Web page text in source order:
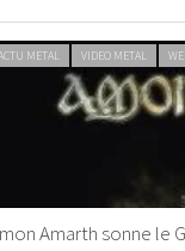
METAL VIDEO METAL
Amarth sonne le